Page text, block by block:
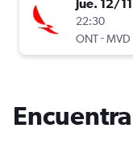
jue. 12/11
22:30
ONT-MVD